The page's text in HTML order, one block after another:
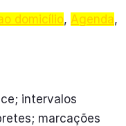
domicílio, Agenda,
intervalos
marcações